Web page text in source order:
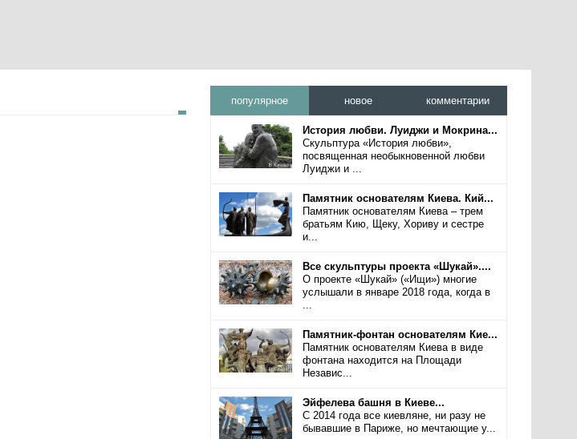
популярное новое комментарии
История любви. Луиджи и Мокрина...
Скульптура «История любви»,
посвященная необыкновенной любви
Луиджи и ...
Памятник основателям Киева. Кий...
Памятник основателям Киева – трем
братьям Кию, Щеку, Хориву и сестре
и...
Все скульптуры проекта «Шукай»....
О проекте «Шукай» («Ищи») многие
услышали в январе 2018 года, когда в
...
Памятник-фонтан основателям Кие...
Памятник основателям Киева в виде
фонтана находится на Площади
Независ...
Эйфелева башня в Киеве...
С 2014 года все киевляне, ни разу не
бывавшие в Париже, но мечтающие у...